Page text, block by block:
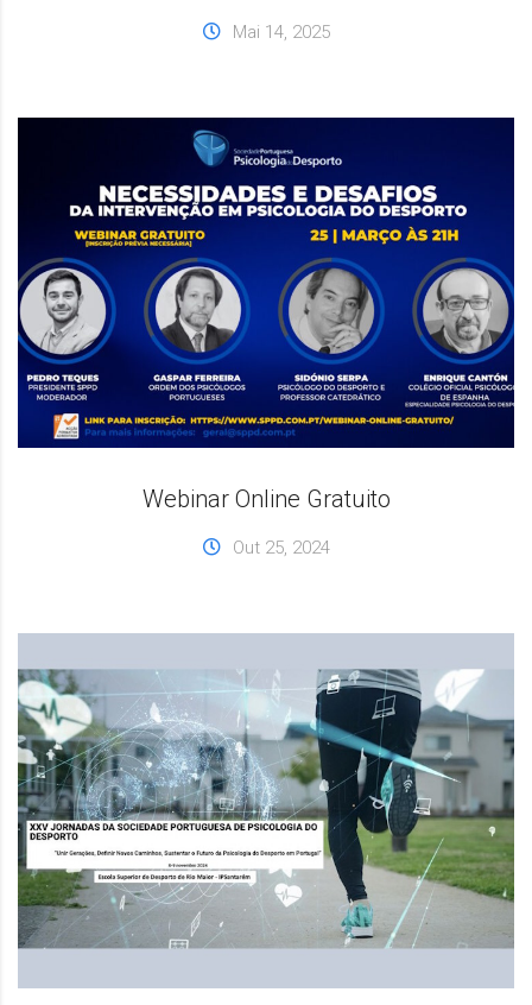
Mai 14, 2025
Webinar Online Gratuito
Out 25, 2024